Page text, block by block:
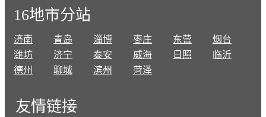
16地市分站
济南 青岛 淄博 枣庄 东营
烟台
潍坊
济宁 泰安 威海 日照
临沂
德州
聊城 滨州 菏泽
友情链接